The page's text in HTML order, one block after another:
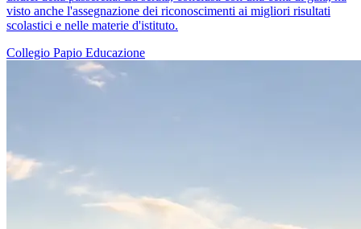
visto anche l'assegnazione dei riconoscimenti ai migliori risultati
scolastici e nelle materie d'istituto.
Collegio Papio Educazione